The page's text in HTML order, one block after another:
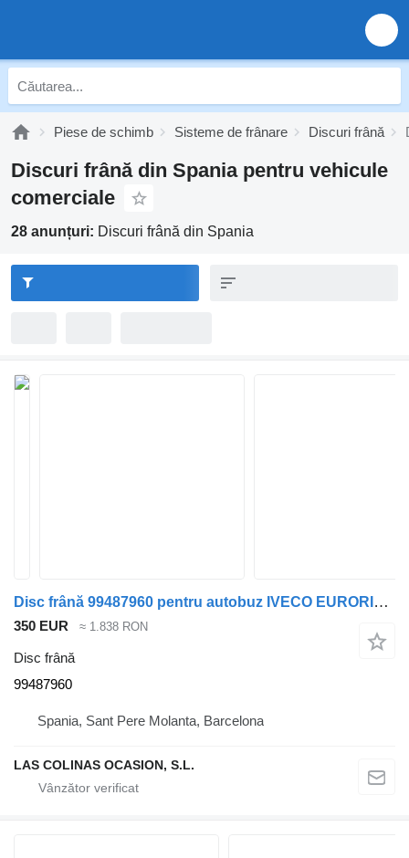
Piese de schimb Sisteme de frânare Discuri frână
Discuri frână din Spania pentru vehicule
comerciale
28 anunțuri: Discuri frână din Spania
Disc frână 99487960 pentru autobuz IVECO EURORIDER 391-E
350 EUR ≈ 1.838 RON
Disc frână
99487960
Spania, Sant Pere Molanta, Barcelona
LAS COLINAS OCASION, S.L.